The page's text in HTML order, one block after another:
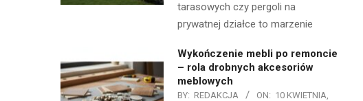
tarasowych czy pergoli na
prywatnej działce to marzenie
Wykończenie mebli po remoncie
– rola drobnych akcesoriów
meblowych
BY: REDAKCJA ON: 10 KWIETNIA,